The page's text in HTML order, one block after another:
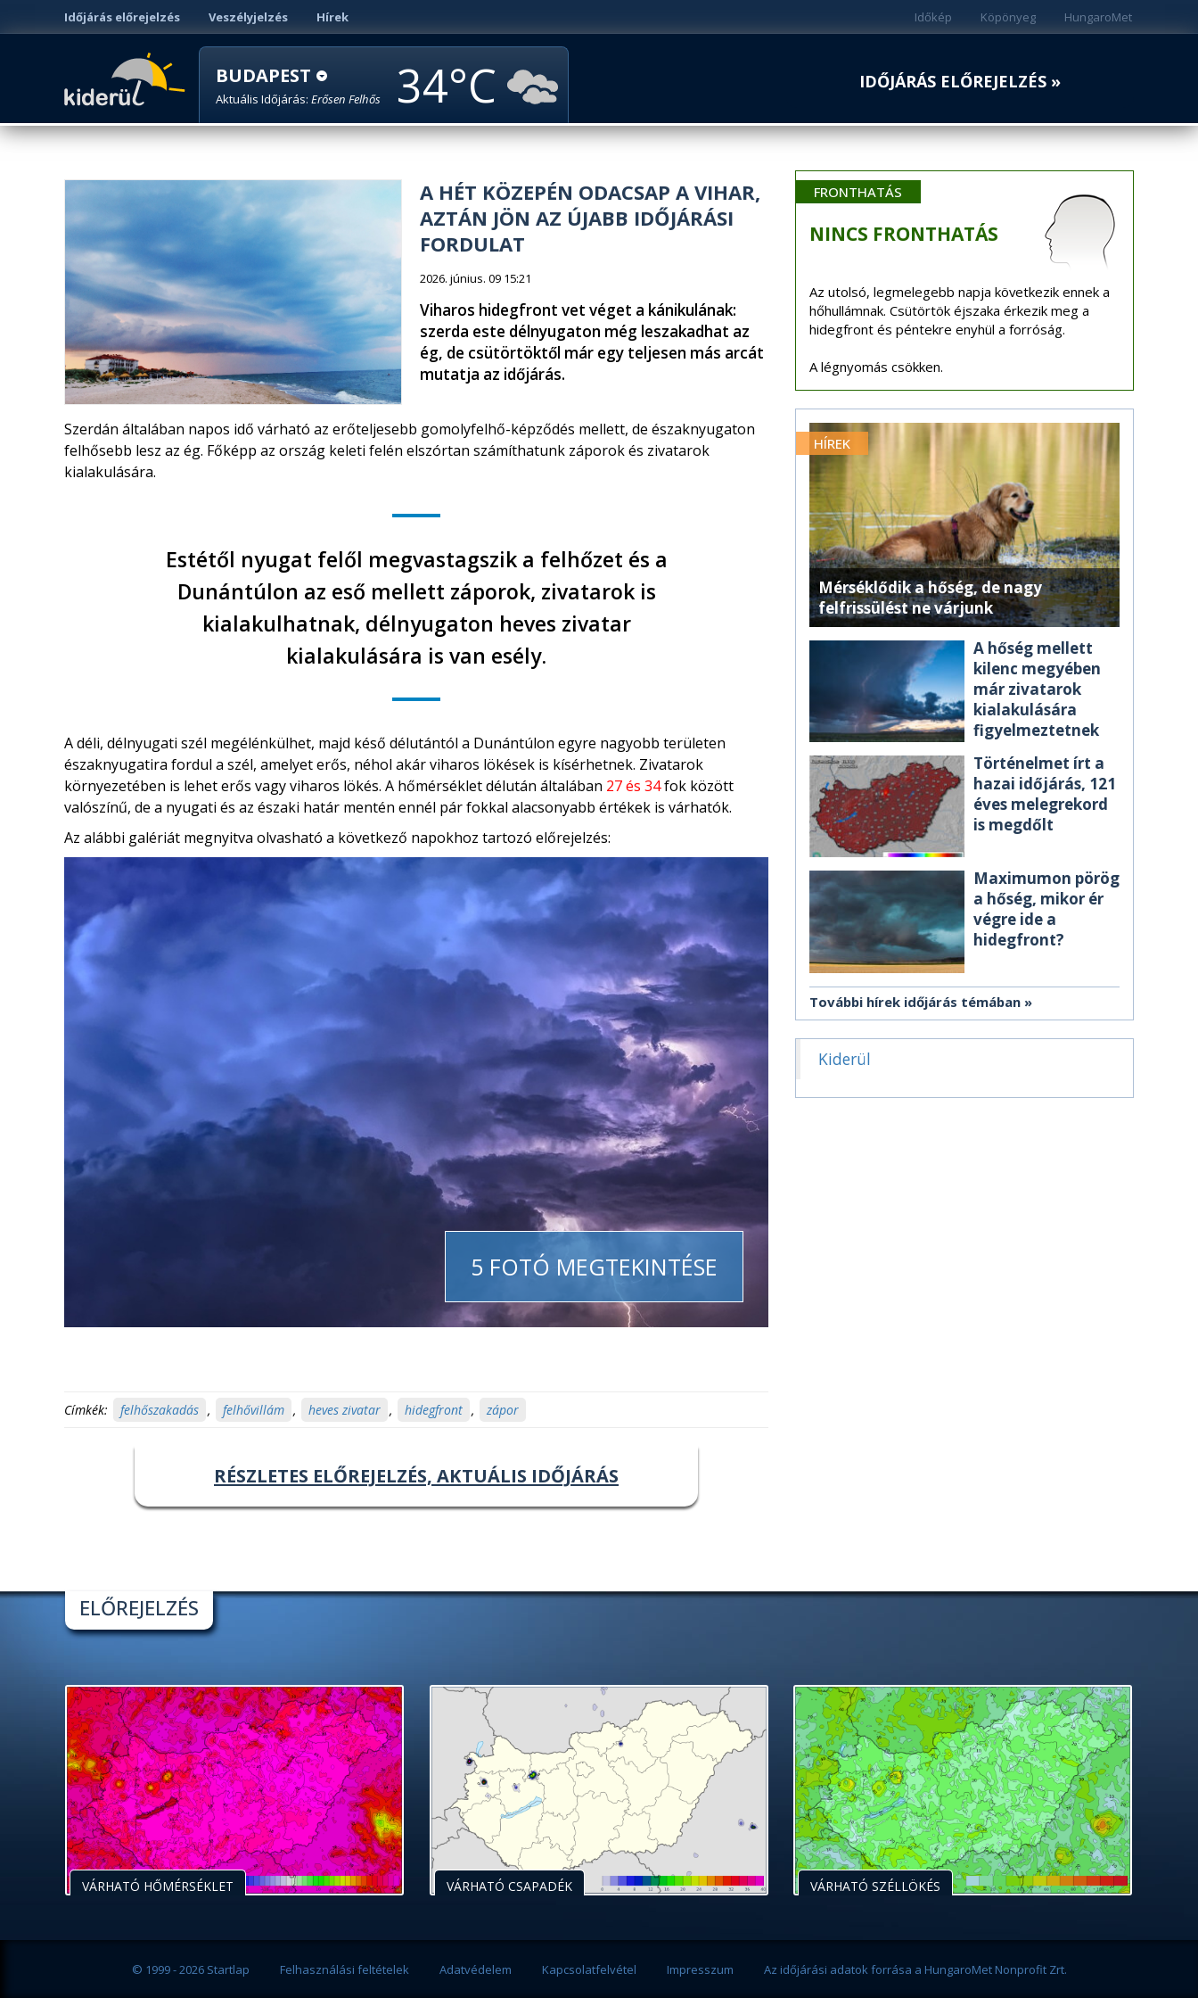
Időjárás előrejelzés Veszélyjelzés Hírek HungaroMet
Köpönyeg
Időkép
BUDAPEST
Aktuális Időjárás: Erősen Felhős 34 IDŐJÁRÁS ELŐREJELZÉS »
A HÉT KÖZEPÉN ODACSAP A VIHAR,
AZTÁN JÖN AZ ÚJABB IDŐJÁRÁSI
FORDULAT
2026. június. 09 15:21
Viharos hidegfront vet véget a kánikulának:
szerda este délnyugaton még leszakadhat az
ég, de csütörtöktől már egy teljesen más arcát
mutatja az időjárás.
Szerdán általában napos idő várható az erőteljesebb gomolyfelhő-képződés mellett, de északnyugaton
felhősebb lesz az ég. Főképp az ország keleti felén elszórtan számíthatunk záporok és zivatarok
kialakulására.
Estétől nyugat felől megvastagszik a felhőzet és a
Dunántúlon az eső mellett záporok, zivatarok is
kialakulhatnak, délnyugaton heves zivatar
kialakulására is van esély.
A déli, délnyugati szél megélénkülhet, majd késő délutántól a Dunántúlon egyre nagyobb területen
északnyugatira fordul a szél, amelyet erős, néhol akár viharos lökések is kísérhetnek. Zivatarok
környezetében is lehet erős vagy viharos lökés. A hőmérséklet délután általában 27 és 34fok között
valószínű, de a nyugati és az északi határ mentén ennél pár fokkal alacsonyabb értékek is várhatók.
Az alábbi galériát megnyitva olvasható a következő napokhoz tartozó előrejelzés:
5 FOTÓ MEGTEKINTÉSE
Címkék: felhőszakadás , felhővillám , heves zivatar , hidegfront , zápor
RÉSZLETES ELŐREJELZÉS, AKTUÁLIS IDŐJÁRÁS
FRONTHATÁS
NINCS FRONTHATÁS
Az utolsó, legmelegebb napja következik ennek a
hőhullámnak. Csütörtök éjszaka érkezik meg a
hidegfront és péntekre enyhül a forróság.
A légnyomás csökken.
HÍREK
Mérséklődik a hőség, de nagy
felfrissülést ne várjunk
A hőség mellett
kilenc megyében
már zivatarok
kialakulására
figyelmeztetnek
Történelmet írt a
hazai időjárás, 121
éves melegrekord
is megdőlt
Maximumon pörög
a hőség, mikor ér
végre ide a
hidegfront?
További hírek időjárás témában
Kiderül
ELŐREJELZÉS
VÁRHATÓ HŐMÉRSÉKLET VÁRHATÓ CSAPADÉK VÁRHATÓ SZÉLLÖKÉS
© 1999 - 2026 Startlap Felhasználási feltételek Adatvédelem Kapcsolatfelvétel Impresszum Az időjárási adatok forrása a HungaroMet Nonprofit Zrt.